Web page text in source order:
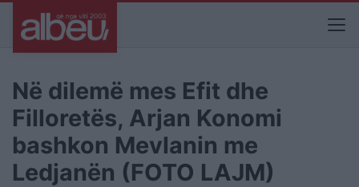
Në dilemë mes Efit dhe
Filloretës, Arjan Konomi
bashkon Mevlanin me
Ledjanën (FOTO LAJM)